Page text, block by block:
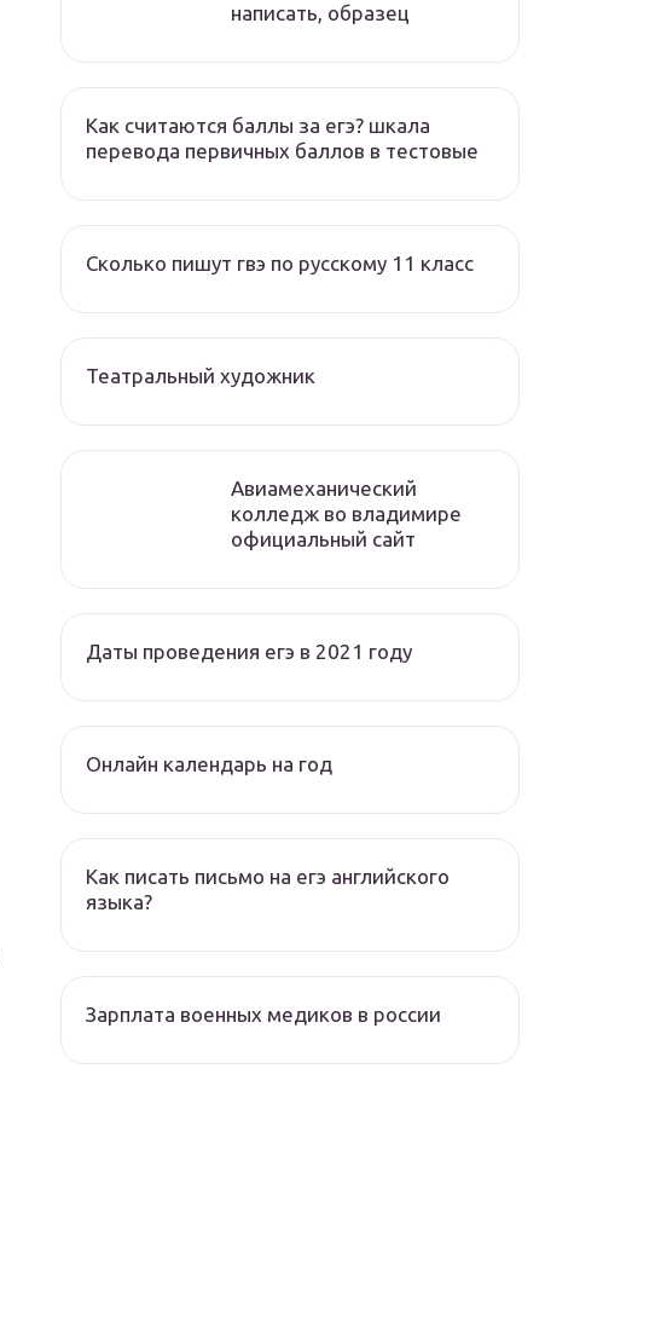
написать, образец
Как считаются баллы за егэ? шкала
перевода первичных баллов в тестовые
Сколько пишут гвэ по русскому 11 класс
Театральный художник
Авиамеханический
колледж во владимире
официальный сайт
Даты проведения егэ в 2021 году
Онлайн календарь на год
Как писать письмо на егэ английского
языка?
Зарплата военных медиков в россии